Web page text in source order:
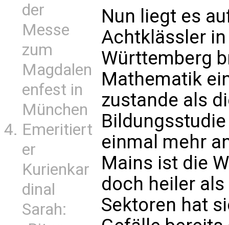
der
Messe
zum
Magdalen
enfest in
München
Emeritiert
er
Kurienkar
dinal
Sarah:
Nun liegt es
Achtklässler
Württemberg
Mathematik
zustande als
einmal mehr
Mains ist die
doch heiler
Sektoren hat